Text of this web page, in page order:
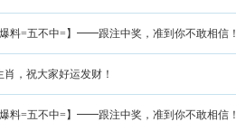
料=五不中=】━━跟注中奖，准到你不敢相信！
，祝大家好运发财！
料=五不中=】━━跟注中奖，准到你不敢相信！